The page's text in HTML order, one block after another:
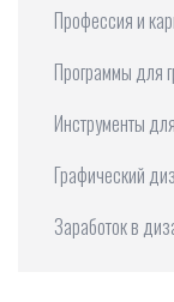
Профессия и
Программы для
Инструменты
Графический
Заработок в